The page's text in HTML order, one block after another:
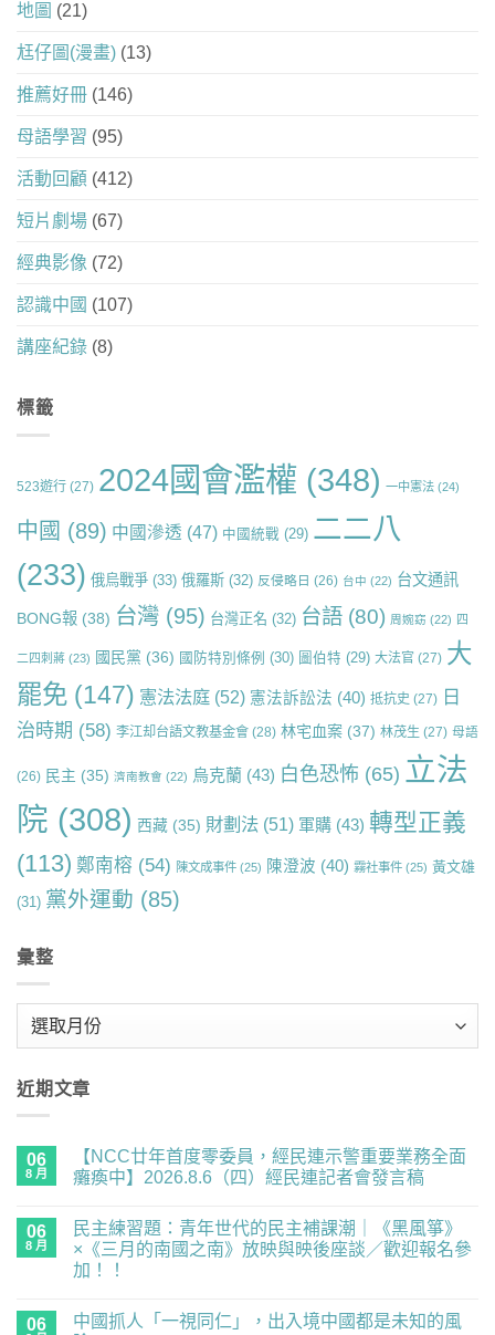
地圖 (21)
尪仔圖(漫畫) (13)
推薦好冊 (146)
母語學習 (95)
活動回顧 (412)
短片劇場 (67)
經典影像 (72)
認識中國 (107)
講座紀錄 (8)
標籤
523遊行 (27) 2024國會濫權 (348) 一中憲法 (24)
中國 (89) 中國滲透 (47) 中國統戰 (29) 二二八
(233) 俄烏戰爭 (33) 俄羅斯 (32) 反侵略日 (26) 台中 (22) 台文通訊
BONG報 (38) 台灣 (95) 台灣正名 (32) 台語 (80) 周婉窈 (22) 四
二四刺蔣 (23) 國民黨 (36) 國防特別條例 (30) 圖伯特 (29) 大法官 (27) 大
罷免 (147) 憲法法庭 (52) 憲法訴訟法 (40) 抵抗史 (27) 日
治時期 (58) 李江却台語文教基金會 (28) 林宅血案 (37) 林茂生 (27) 母語
(26) 民主 (35) 濟南教會 (22) 烏克蘭 (43) 白色恐怖 (65) 立法
院 (308) 西藏 (35) 財劃法 (51) 軍購 (43) 轉型正義
(113) 鄭南榕 (54) 陳文成事件 (25) 陳澄波 (40) 霧社事件 (25) 黃文雄
(31) 黨外運動 (85)
彙整
近期文章
06
8 月
【NCC廿年首度零委員，經民連示警重要業務全面
癱瘓中】2026.8.6（四）經民連記者會發言稿
廿
首
度
員，
經
留
言
06
8 月
民主練習題：青年世代的民主補課潮｜《黑風箏》
×《三月的南國之南》放映與映後座談／歡迎報名參
加！！
主
留
06
中國抓人「一視同仁」，出入境中國都是未知的風